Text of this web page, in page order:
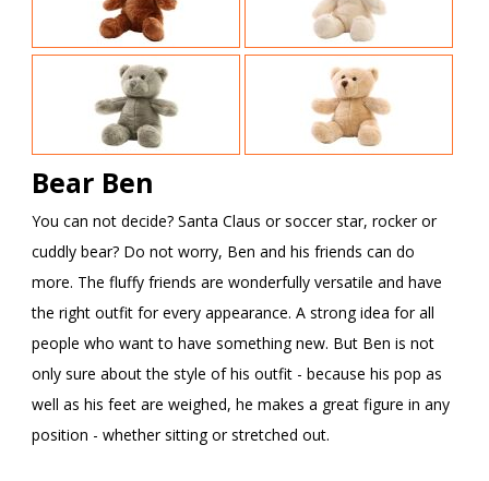
Bear Ben
You can not decide? Santa Claus or soccer star, rocker or
cuddly bear? Do not worry, Ben and his friends can do
more. The fluffy friends are wonderfully versatile and have
the right outfit for every appearance. A strong idea for all
people who want to have something new. But Ben is not
only sure about the style of his outfit - because his pop as
well as his feet are weighed, he makes a great figure in any
position - whether sitting or stretched out.